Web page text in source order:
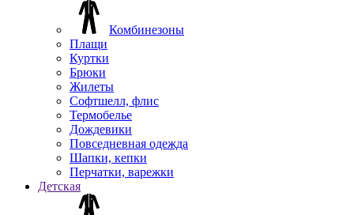
Комбинезоны
Плащи
Куртки
Брюки
Жилеты
Софтшелл, флис
Термобелье
Дождевики
Повседневная одежда
Шапки, кепки
Перчатки, варежки
Детская